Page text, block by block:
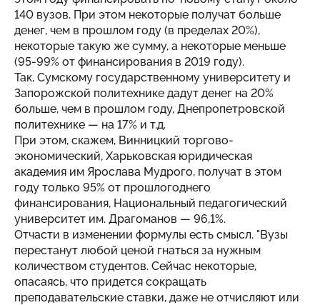
140 вузов. При этом некоторые получат больше
денег, чем в прошлом году (в пределах 20%),
некоторые такую же сумму, а некоторые меньше
(95-99% от финансирования в 2019 году).
Так, Сумскому государственному университету и
Запорожской политехнике дадут денег на 20%
больше, чем в прошлом году, Днепропетровской
политехнике — на 17% и т.д.
При этом, скажем, Винницкий торгово-
экономический, Харьковская юридическая
академия им Ярослава Мудрого, получат в этом
году только 95% от прошлогоднего
финансирования, Национальный педагогический
университет им. Драгоманов — 96,1%.
Отчасти в изменении формулы есть смысл. "Вузы
перестанут любой ценой гнаться за нужным
количеством студентов. Сейчас некоторые,
опасаясь, что придется сокращать
преподавательские ставки, даже не отчисляют или